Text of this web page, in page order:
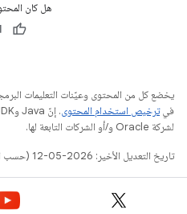
هل كان
يخضع كل من المحتوى وعيّنات التعليمات
فيترخيص استخدام المحتوى
لشركة Oracle و/أو الشركات التابعة لها.
تاريخ التعديل الأخير: 2026-05-12 (حسب التوقيت العالمي المتفَّق عليه)